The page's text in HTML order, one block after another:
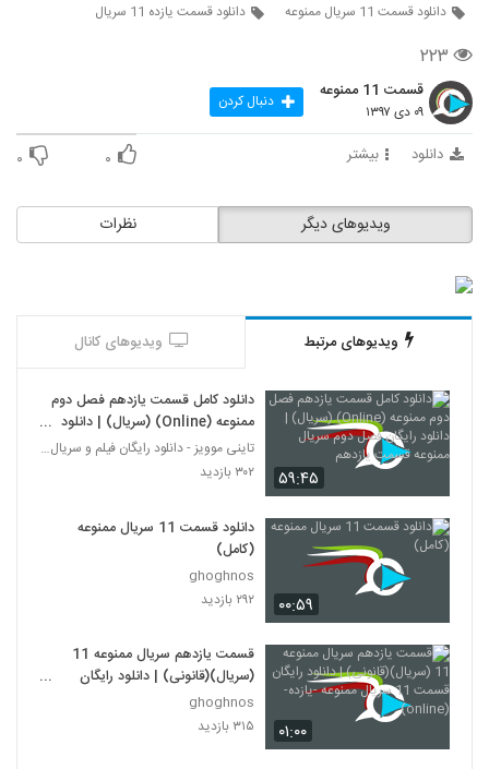
دانلود قسمت 11 سریال ممنوعه
دانلود قسمت یازده 11 سریال
۲۲۳
قسمت 11 ممنوعه
۰۹ دی ۱۳۹۷ دنبال کردن
دانلود بیشتر ۰ ۰
نظرات ویدیوهای دیگر
ویدیوهای مرتبط ویدیوهای کانال
۵۹:۴۵
دانلود کامل قسمت یازدهم فصل دوم
ممنوعه (Online) (سریال) | دانلود
رایگان فصل دوم سریال ممنوعه
قسمت یازدهم
تاینی موویز - دانلود رایگان فیلم و سریال ایرانی جد
۳۰۲ بازدید
۰۰:۵۹
دانلود قسمت 11 سریال ممنوعه
(کامل)
ghoghnos
۲۹۲ بازدید
۰۱:۰۰
قسمت یازدهم سریال ممنوعه 11
(سریال)(قانونی) | دانلود رایگان
قسمت 11 سریال ممنوعه -یازده-
(online)
ghoghnos
۳۱۵ بازدید